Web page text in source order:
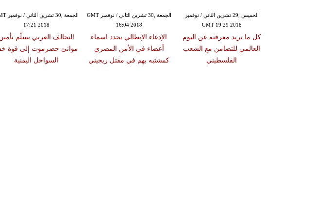
الجمعة ,30 تشرين الثاني / نوفمبر GMT
16:04 2018
الإدعاء الإيطالي يحدد اسماء
أعضاء في الأمن المصري
كمشتبه بهم في مقتل ريجيني
الخميس ,29 تشرين الثاني / نوفمبر
GMT 19:29 2018
كل ما تريد معرفته عن اليوم
العالمي للتضامن مع الشعب
الفلسطيني
الخميس ,29 تشرين الثاني / نوفمبر
GMT 16:02 2018
اعتقال مسؤول حكومي في
طرابلس والسراج يدعو الاتحاد
الأوروبي لإعادة بعثته